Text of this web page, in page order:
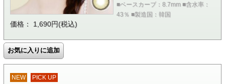
■ベースカーブ：8.7mm ■含水率：
43％ ■製造国：韓国
価格： 1,690円(税込)
NEW PICK UP